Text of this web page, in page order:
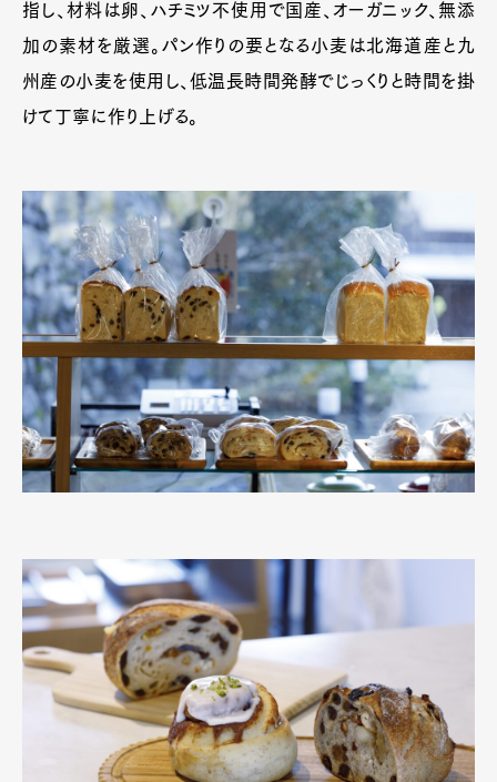
指し、材料は卵、ハチミツ不使用で国産、オーガニック、無添
加の素材を厳選。パン作りの要となる小麦は北海道産と九
州産の小麦を使用し、低温長時間発酵でじっくりと時間を掛
けて丁寧に作り上げる。